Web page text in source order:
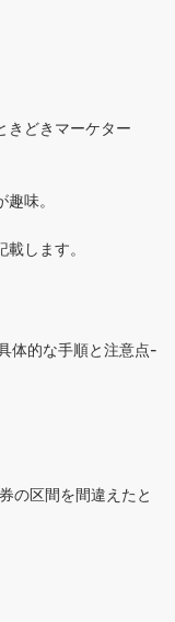
きどきマーケター
味。
します。
体的な手順と注意点-
の区間を間違えたと